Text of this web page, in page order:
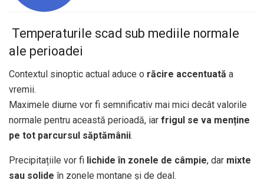
️ Temperaturile scad sub mediile normale
ale perioadei
Contextul sinoptic actual aduce o răcire accentuată a
vremii.
Maximele diurne vor fi semnificativ mai mici decât valorile
normale pentru această perioadă, iar frigul se va menține
pe tot parcursul săptămânii.
Precipitațiile vor fi lichide în zonele de câmpie, dar mixte
sau solide în zonele montane și de deal.